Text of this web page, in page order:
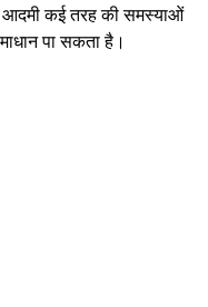
कई तरह की समस्याओं
पा सकता है।